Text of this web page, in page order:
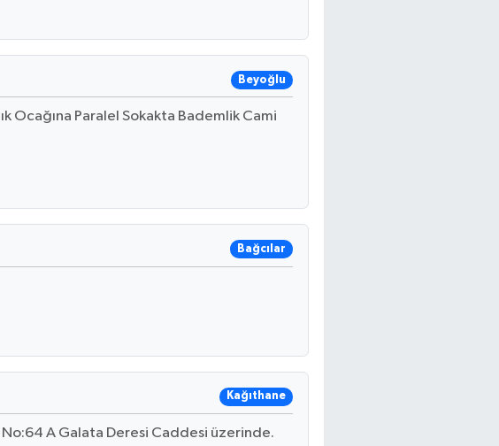
Beyoğlu
Ocağına Paralel Sokakta Bademlik Cami
Bağcılar
Kağıthane
A Galata Deresi Caddesi üzerinde.